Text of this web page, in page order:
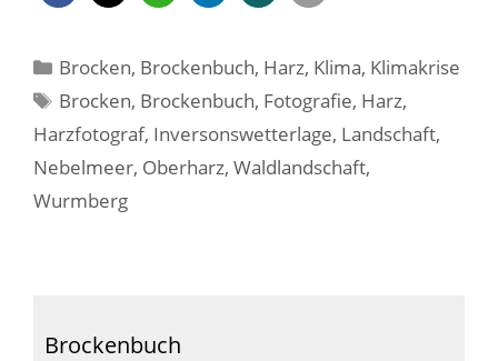
Kategorien
Brocken, Brockenbuch, Harz, Klima, Klimakrise
Schlagwörter
Brocken, Brockenbuch, Fotografie, Harz,
Harzfotograf, Inversonswetterlage, Landschaft,
Nebelmeer, Oberharz, Waldlandschaft,
Wurmberg
Brockenbuch